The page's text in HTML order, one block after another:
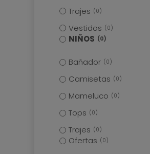
Trajes 0
Vestidos 0
NIÑOS 0
Bañador 0
Camisetas 0
Mameluco 0
Tops 0
Trajes 0
Ofertas 0